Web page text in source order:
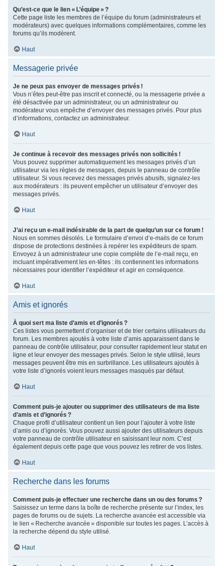
Qu’est-ce que le lien « L’équipe » ?
Cette page liste les membres de l’équipe du forum (administrateurs et
modérateurs) avec quelques informations complémentaires, comme les
forums qu’ils modèrent.
Haut
Messagerie privée
Je ne peux pas envoyer de messages privés !
Vous n’êtes peut-être pas inscrit et connecté, ou la messagerie privée a
été désactivée par un administrateur, ou un administrateur ou
modérateur vous empêche d’envoyer des messages privés. Pour plus
d’informations, contactez un administrateur.
Haut
Je continue à recevoir des messages privés non sollicités !
Vous pouvez supprimer automatiquement les messages privés d’un
utilisateur via les règles de messages, depuis le panneau de contrôle
utilisateur. Si vous recevez des messages privés abusifs, signalez-les
aux modérateurs : ils peuvent empêcher un utilisateur d’envoyer des
messages privés.
Haut
J’ai reçu un e-mail indésirable de la part de quelqu’un sur ce forum !
Nous en sommes désolés. Le formulaire d’envoi d’e-mails de ce forum
dispose de protections destinées à repérer les expéditeurs de spam.
Envoyez à un administrateur une copie complète de l’e-mail reçu, en
incluant impérativement les en-têtes : ils contiennent les informations
nécessaires pour identifier l’expéditeur et agir en conséquence.
Haut
Amis et ignorés
À quoi sert ma liste d’amis et d’ignorés ?
Ces listes vous permettent d’organiser et de trier certains utilisateurs du
forum. Les membres ajoutés à votre liste d’amis apparaissent dans le
panneau de contrôle utilisateur, pour consulter rapidement leur statut en
ligne et leur envoyer des messages privés. Selon le style utilisé, leurs
messages peuvent être mis en surbrillance. Les utilisateurs ajoutés à
votre liste d’ignorés voient leurs messages masqués par défaut.
Haut
Comment puis-je ajouter ou supprimer des utilisateurs de ma liste
d’amis et d’ignorés ?
Chaque profil d’utilisateur contient un lien pour l’ajouter à votre liste
d’amis ou d’ignorés. Vous pouvez aussi ajouter des utilisateurs depuis
votre panneau de contrôle utilisateur en saisissant leur nom. C’est
également depuis cette page que vous pouvez les retirer de vos listes.
Haut
Recherche dans les forums
Comment puis-je effectuer une recherche dans un ou des forums ?
Saisissez un terme dans la boîte de recherche présente sur l’index, les
pages de forums ou de sujets. La recherche avancée est accessible via
le lien « Recherche avancée » disponible sur toutes les pages. L’accès à
la recherche dépend du style utilisé.
Haut